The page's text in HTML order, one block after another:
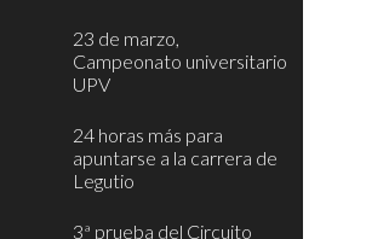
23 de marzo,
Campeonato universitario
UPV
24 horas más para
apuntarse a la carrera de
Legutio
3ª prueba del Circuito